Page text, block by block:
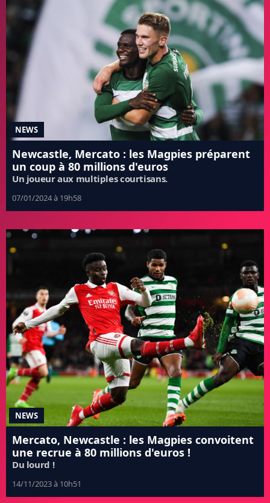
NEWS
Newcastle, Mercato : les Magpies préparent
un coup à 80 millions d'euros
Un joueur aux multiples courtisans.
07/01/2024 à 19h58
NEWS
Mercato, Newcastle : les Magpies convoitent
une recrue à 80 millions d'euros !
Du lourd !
14/11/2023 à 10h51